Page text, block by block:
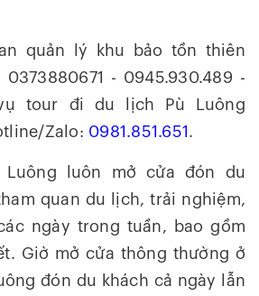
quản lý khu bảo tồn thiên
0373880671 - 0945.930.489 -
tour đi du lịch Pù Luông
Zalo: 0981.851.651 .
Luông luôn mở cửa đón du
quan du lịch, trải nghiệm,
ngày trong tuần, bao gồm
Giờ mở cửa thông thường ở
đón du khách cả ngày lẫn